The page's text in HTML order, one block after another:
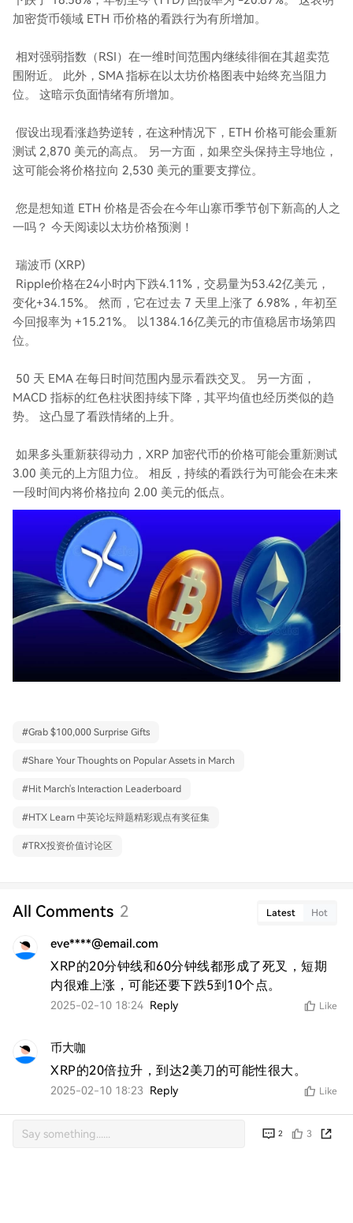
加密货币领域 ETH 币价格的看跌行为有所增加。
相对强弱指数（RSI）在一维时间范围内继续徘徊在其超卖范
围附近。 此外，SMA 指标在以太坊价格图表中始终充当阻力
位。 这暗示负面情绪有所增加。
假设出现看涨趋势逆转，在这种情况下，ETH 价格可能会重新
测试 2,870 美元的高点。 另一方面，如果空头保持主导地位，
这可能会将价格拉向 2,530 美元的重要支撑位。
您是想知道 ETH 价格是否会在今年山寨币季节创下新高的人之
一吗？ 今天阅读以太坊价格预测！
瑞波币 (XRP)
Ripple价格在24小时内下跌4.11%，交易量为53.42亿美元，
变化+34.15%。 然而，它在过去 7 天里上涨了 6.98%，年初至
今回报率为 +15.21%。 以1384.16亿美元的市值稳居市场第四
位。
50 天 EMA 在每日时间范围内显示看跌交叉。 另一方面，
MACD 指标的红色柱状图持续下降，其平均值也经历类似的趋
势。 这凸显了看跌情绪的上升。
如果多头重新获得动力，XRP 加密代币的价格可能会重新测试
3.00 美元的上方阻力位。 相反，持续的看跌行为可能会在未来
一段时间内将价格拉向 2.00 美元的低点。
#Grab $100,000 Surprise Gifts
#Share Your Thoughts on Popular Assets in March
#Hit March's Interaction Leaderboard
#HTX Learn 中英论坛辩题精彩观点有奖征集
#TRX投资价值讨论区
All Comments 2 Latest Hot
eve****@email.com
XRP的20分钟线和60分钟线都形成了死叉，短期
内很难上涨，可能还要下跌5到10个点。
2025-02-10 18:24 Reply Like
币大咖
XRP的20倍拉升，到达2美刀的可能性很大。
2025-02-10 18:23 Reply Like
2 3